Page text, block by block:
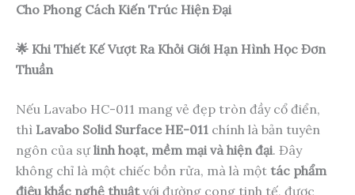
Cho Phong Cách Kiến Trúc Hiện Đại
🌟 Khi Thiết Kế Vượt Ra Khỏi Giới Hạn Hình Học Đơn
Thuần
Nếu Lavabo HC-011 mang vẻ đẹp tròn đầy cổ điển,
thì Lavabo Solid Surface HE-011 chính là bản tuyên
ngôn của sự linh hoạt, mềm mại và hiện đại. Đây
không chỉ là một chiếc bồn rửa, mà là một tác phẩm
điêu khắc nghệ thuậtvới đường cong tinh tế, được